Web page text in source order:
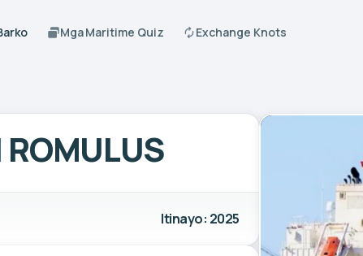
Mga Maritime Quiz Exchange Knots
Itinayo: 2025